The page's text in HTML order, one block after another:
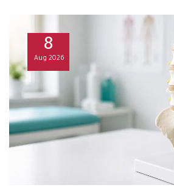
8
Aug 2026